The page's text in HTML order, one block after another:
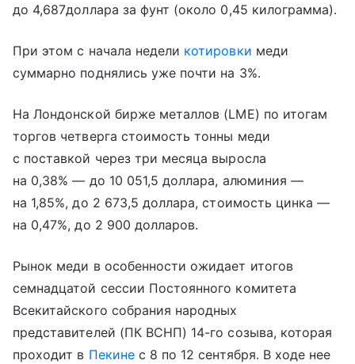
до 4,687доллара за фунт (около 0,45 килограмма).
При этом с начала недели котировки меди
суммарно поднялись уже почти на 3%.
На Лондонской бирже металлов (LME) по итогам
торгов четверга стоимость тонны меди
с поставкой через три месяца выросла
на 0,38% — до 10 051,5 доллара, алюминия —
на 1,85%, до 2 673,5 доллара, стоимость цинка —
на 0,47%, до 2 900 долларов.
Рынок меди в особенности ожидает итогов
семнадцатой сессии Постоянного комитета
Всекитайского собрания народных
представителей (ПК ВСНП) 14-го созыва, которая
проходит в Пекинес 8 по 12 сентября. В ходе нее